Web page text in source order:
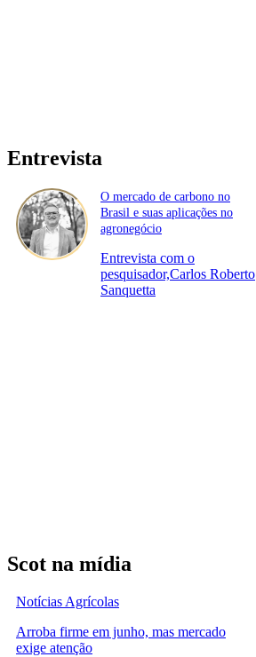
Entrevista
O mercado de carbono no
Brasil e suas aplicações no
agronegócio
Entrevista com o
pesquisador,Carlos Roberto
Sanquetta
Scot na mídia
Notícias Agrícolas
Arroba firme em junho, mas mercado
exige atenção